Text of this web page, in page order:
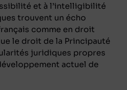
et à l’intelligibilité
trouvent un écho
comme en droit
le droit de la Principauté
juridiques propres
actuel de